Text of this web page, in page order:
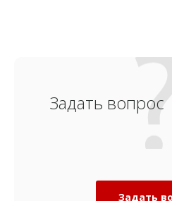
Задать вопрос
Задать